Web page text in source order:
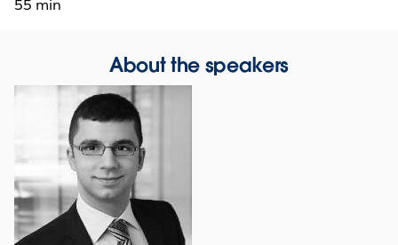
55 min
About the speakers